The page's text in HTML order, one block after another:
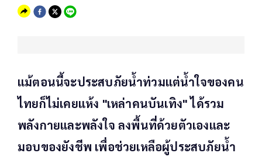
แม้ตอนนี้จะประสบภัยน้ำท่วมแต่น้ำใจของคน
ไทยก็ไม่เคยแห้ง "เหล่าคนบันเทิง" ได้รวม
พลังกายและพลังใจ ลงพื้นที่ด้วยตัวเองและ
มอบของยังชีพ เพื่อช่วยเหลือผู้ประสบภัยน้ำ